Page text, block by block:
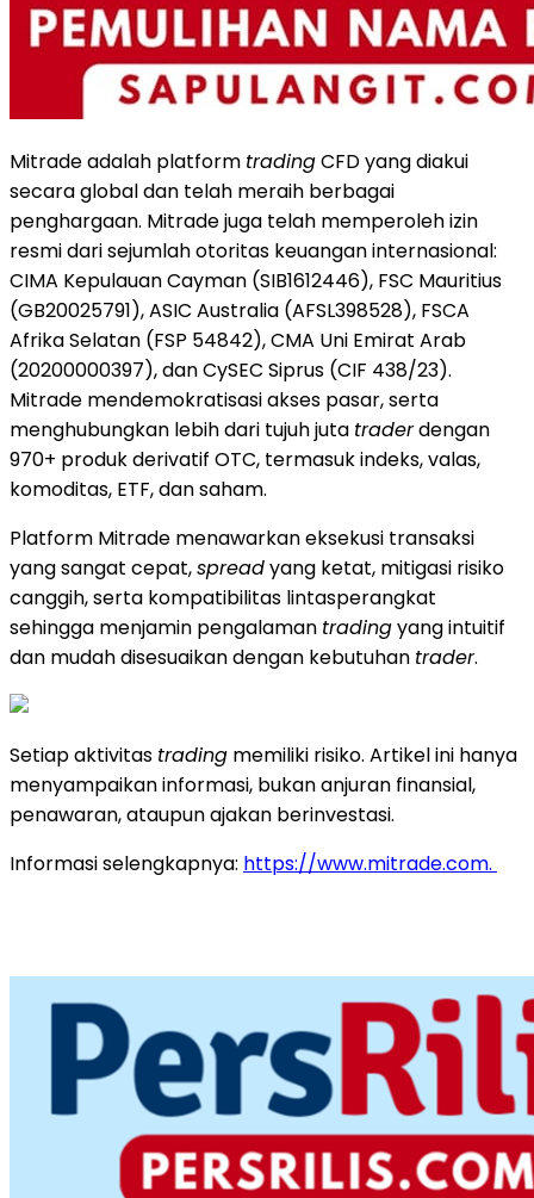
Mitrade adalah platform tradingCFD yang diakui
secara global dan telah meraih berbagai
penghargaan. Mitrade juga telah memperoleh izin
resmi dari sejumlah otoritas keuangan internasional:
CIMA Kepulauan Cayman (SIB1612446), FSC Mauritius
(GB20025791), ASIC Australia (AFSL398528), FSCA
Afrika Selatan (FSP 54842), CMA Uni Emirat Arab
(20200000397), dan CySEC Siprus (CIF 438/23).
Mitrade mendemokratisasi akses pasar, serta
menghubungkan lebih dari tujuh juta traderdengan
970+ produk derivatif OTC, termasuk indeks, valas,
komoditas, ETF, dan saham.
Platform Mitrade menawarkan eksekusi transaksi
yang sangat cepat,spreadyang ketat, mitigasi risiko
canggih, serta kompatibilitas lintasperangkat
sehingga menjamin pengalaman tradingyang intuitif
dan mudah disesuaikan dengan kebutuhan trader.
Setiap aktivitas trading memiliki risiko. Artikel ini hanya
menyampaikan informasi, bukan anjuran finansial,
penawaran, ataupun ajakan berinvestasi.
Informasi selengkapnya: https://www.mitrade.com.